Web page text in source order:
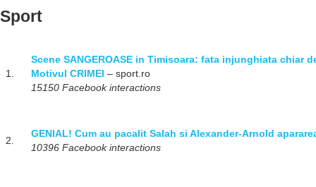
Sport
1.
Scene SANGEROASE in Timisoara: fata injunghiata chiar
Motivul CRIMEI – sport.ro
15150 Facebook interactions
2.
GENIAL! Cum au pacalit Salah si Alexander-Arnold
10396 Facebook interactions